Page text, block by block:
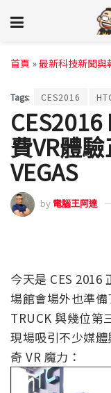
首頁 »最新科技新聞與
Tags: CES2016
費VR體
VEGAS
by 電腦王阿達
今天是 CES 2016
場館會場外也準
TRUCK 與幾位第
現場吸引不少媒
奇 VR 魔力：